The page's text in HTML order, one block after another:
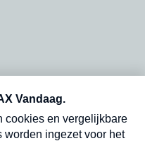
dinsdagochtend in